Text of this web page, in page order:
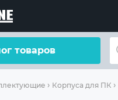
товаров
Корпуса для ПК